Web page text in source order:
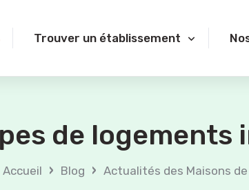
Trouver un établissement
de logements
Accueil › Blog › Actualités des Maisons